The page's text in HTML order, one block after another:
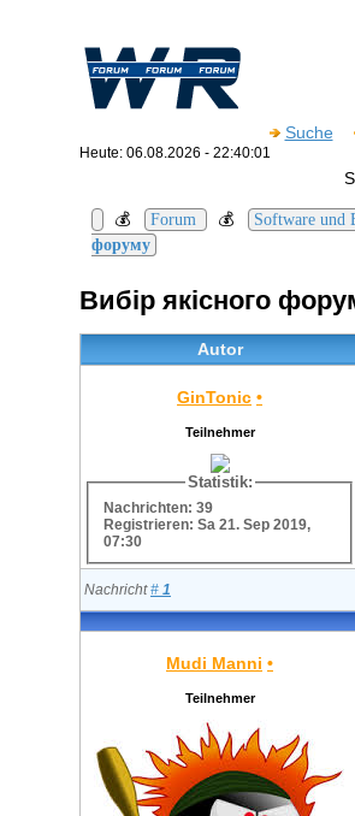
Suche
Heute: 06.08.2026 - 22:40:01
💰 Forum 💰 Software und
форуму
Вибір якісного
Autor
GinTonic •
Teilnehmer
Statistik:
Nachrichten: 39
Registrieren: Sa 21. Sep 2019,
07:30
Nachricht# 1
Mudi Manni •
Teilnehmer